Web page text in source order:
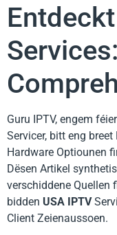
Guru IPTV, engem
Servicer, bitt eng
Hardware Optiounen
Dësen Artikel
verschiddene Quellen
bidden USA IPTV
Client Zeienaussoen.